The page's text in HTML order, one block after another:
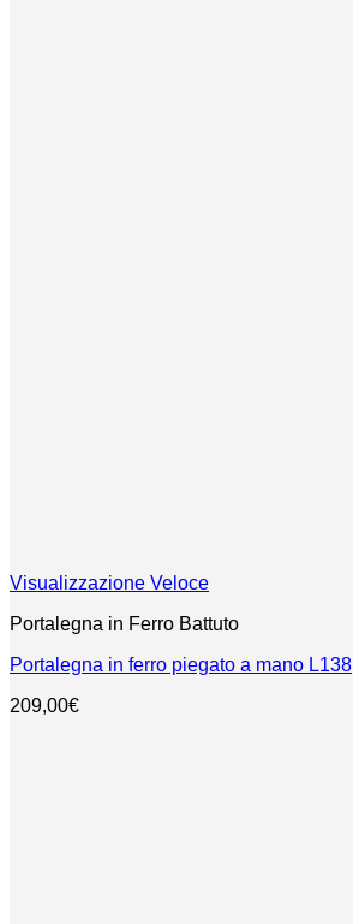
Visualizzazione Veloce
Portalegna in Ferro Battuto
Portalegna in ferro piegato a mano L138
209,00€